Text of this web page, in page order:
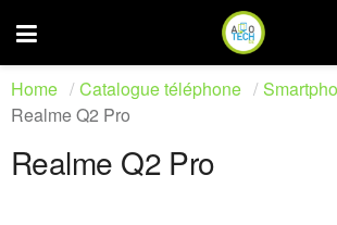
Home Catalogue téléphone
Realme Q2 Pro
Realme Q2 Pro